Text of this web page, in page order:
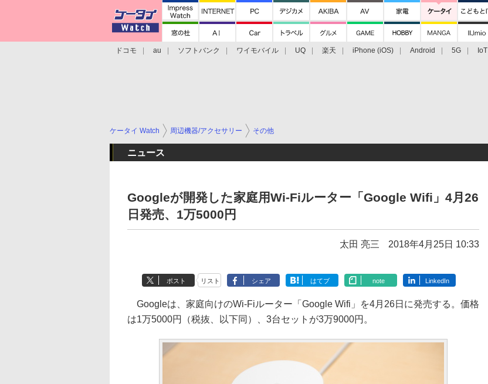
ドコモ au ソフトバンク ワイモバイル UQ 楽天 iPhone (iOS) Android 5G IoT
ケータイ Watch 周辺機器/アクセサリー その他
ニュース
Googleが開発した家庭用Wi-Fiルーター「Google Wifi」4月26
日発売、1万5000円
太田 亮三 2018年4月25日 10:33
ポスト リスト シェア はてブ note LinkedIn
Googleは、家庭向けのWi-Fiルーター「Google Wifi」を4月26日に発売する。価格
は1万5000円（税抜、以下同）、3台セットが3万9000円。